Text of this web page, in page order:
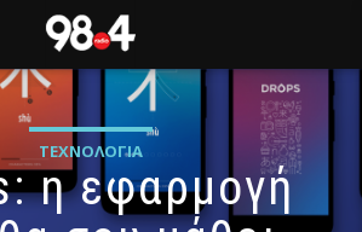
ΤΕΧΝΟΛΟΓΊΑ
η εφαρμογή